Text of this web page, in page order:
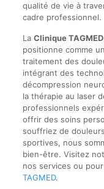
qualité de vie à
cadre professionnel.
La Clinique TAGMED
positionne comme
traitement des
intégrant des
décompression
la thérapie au laser
professionnels
offrir des soins
souffriez de
sportives, nous
bien-être. Visitez
nos services ou
TAGMED.